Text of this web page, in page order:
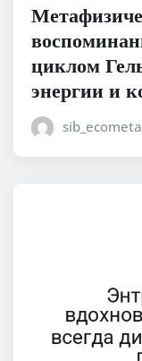
циклом
энергии и